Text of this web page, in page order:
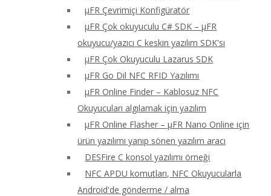
μFR Çevrimiçi Konfigüratör
μFR Çok okuyuculu C# SDK – μFR
okuyucu/yazıcı C keskin yazılım SDK'sı
μFR Çok Okuyuculu Lazarus SDK
μFR Go Dil NFC RFID Yazılımı
μFR Online Finder – Kablosuz NFC
Okuyucuları algılamak için yazılım
μFR Online Flasher – μFR Nano Online için
ürün yazılımı yanıp sönen yazılım aracı
DESFire C konsol yazılımı örneği
NFC APDU komutları, NFC Okuyucularla
Android'de gönderme / alma